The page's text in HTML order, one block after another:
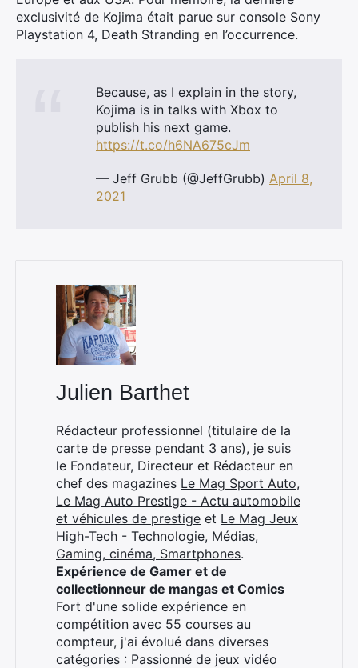
exclusivité de Kojima était parue sur console Sony
Playstation 4, Death Stranding en l’occurrence.
Because, as I explain in the story,
Kojima is in talks with Xbox to
publish his next game.
https://t.co/h6NA675cJm
— Jeff Grubb (@JeffGrubb) April 8,
2021
Julien Barthet
Rédacteur professionnel (titulaire de la
carte de presse pendant 3 ans), je suis
le Fondateur, Directeur et Rédacteur en
chef des magazines Le Mag Sport Auto,
Le Mag Auto Prestige - Actu automobile
et véhicules de prestige et Le Mag Jeux
High-Tech - Technologie, Médias,
Gaming, cinéma, Smartphones.
Expérience de Gamer et de
collectionneur de mangas et Comics
Fort d'une solide expérience en
compétition avec 55 courses au
compteur, j'ai évolué dans diverses
catégories : Passionné de jeux vidéo
Rechercher